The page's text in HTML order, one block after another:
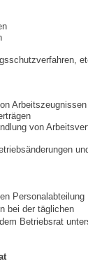
Arbeitszeugnissen
von
Personalabteilung
bei der täglichen
Betriebsrat